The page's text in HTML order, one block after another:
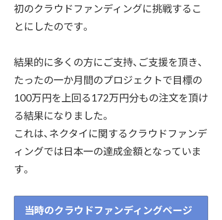
初のクラウドファンディングに挑戦するこ
とにしたのです。
結果的に多くの方にご支持、ご支援を頂き、
たったの一か月間のプロジェクトで目標の
100万円を上回る172万円分もの注文を頂け
る結果になりました。
これは、ネクタイに関するクラウドファンデ
ィングでは日本一の達成金額となっていま
す。
当時のクラウドファンディングページ